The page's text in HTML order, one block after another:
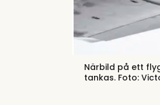
Närbild på ett
tankas. Foto: